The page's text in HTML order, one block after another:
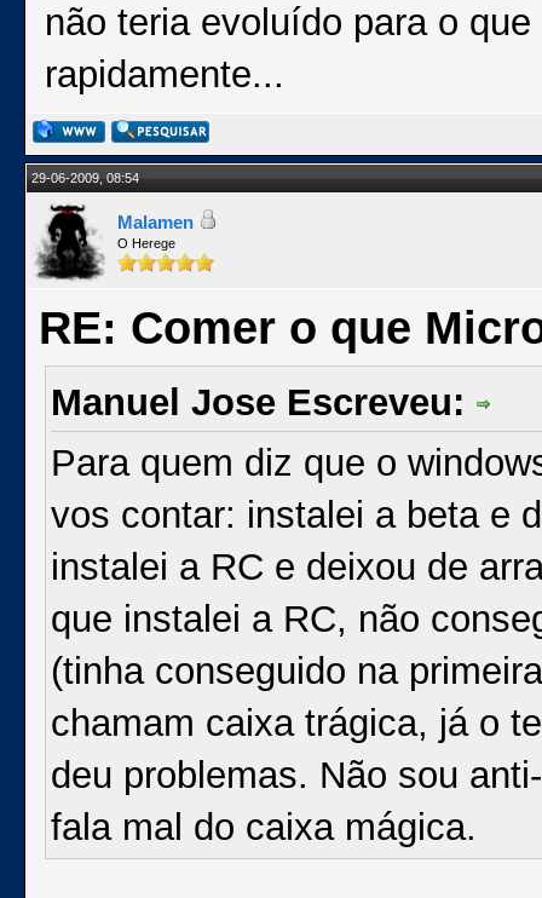
não teria evoluído para o
rapidamente...
29-06-2009, 08:54
Malamen
O Herege
RE: Comer o que
Manuel Jose Escreveu:
Para quem diz que o
vos contar: instalei a beta e
instalei a RC e deixou de
que instalei a RC, não
(tinha conseguido na
chamam caixa trágica, já o
deu problemas. Não sou
fala mal do caixa mágica.